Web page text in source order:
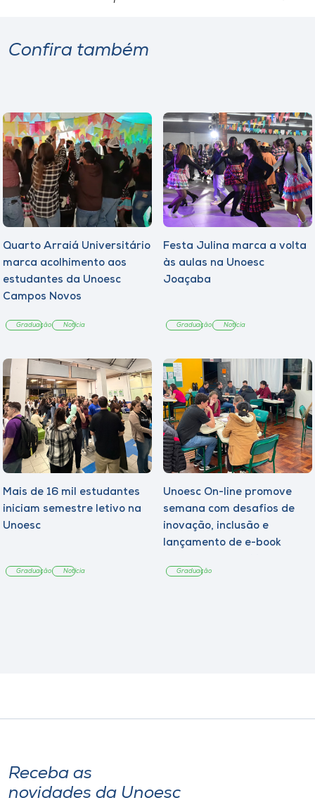
Confira também
Quarto Arraiá Universitário
marca acolhimento aos
estudantes da Unoesc
Campos Novos
Graduação Notícia
Festa Julina marca a volta
às aulas na Unoesc
Joaçaba
Graduação Notícia
Mais de 16 mil estudantes
iniciam semestre letivo na
Unoesc
Graduação Notícia
Unoesc On-line promove
semana com desafios de
inovação, inclusão e
lançamento de e-book
Graduação
Receba as
novidades da Unoesc